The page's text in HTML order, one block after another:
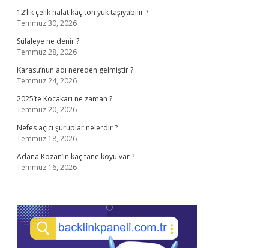
12’lik çelik halat kaç ton yük taşıyabilir ?
Temmuz 30, 2026
Sülaleye ne denir ?
Temmuz 28, 2026
Karasu’nun adı nereden gelmiştir ?
Temmuz 24, 2026
2025’te Kocakarı ne zaman ?
Temmuz 20, 2026
Nefes açıcı şuruplar nelerdir ?
Temmuz 18, 2026
Adana Kozan’ın kaç tane köyü var ?
Temmuz 16, 2026